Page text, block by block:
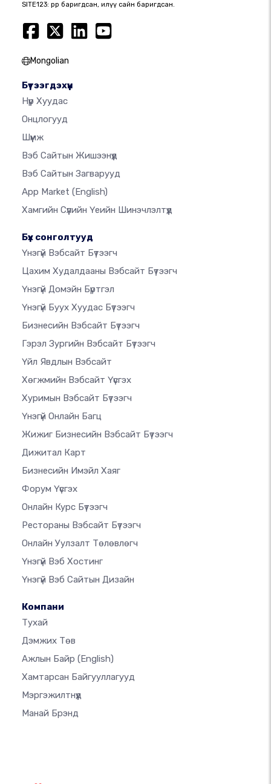
SITE123: өөрөөр баригдсан, илүү сайн баригдсан.
Mongolian
Бүтээгдэхүүн
Нүүр Хуудас
Онцлогууд
Шүүмж
Вэб Сайтын Жишээнүүд
Вэб Сайтын Загварууд
App Market (English)
Хамгийн Сүүлийн Үеийн Шинэчлэлтүүд
Бүх сонголтууд
Үнэгүй Вэбсайт Бүтээгч
Цахим Худалдааны Вэбсайт Бүтээгч
Үнэгүй Домэйн Бүртгэл
Үнэгүй Буух Хуудас Бүтээгч
Бизнесийн Вэбсайт Бүтээгч
Гэрэл Зургийн Вэбсайт Бүтээгч
Үйл Явдлын Вэбсайт
Хөгжмийн Вэбсайт Үүсгэх
Хуримын Вэбсайт Бүтээгч
Үнэгүй Онлайн Багц
Жижиг Бизнесийн Вэбсайт Бүтээгч
Дижитал Карт
Бизнесийн Имэйл Хаяг
Форум Үүсгэх
Онлайн Курс Бүтээгч
Рестораны Вэбсайт Бүтээгч
Онлайн Уулзалт Төлөвлөгч
Үнэгүй Вэб Хостинг
Үнэгүй Вэб Сайтын Дизайн
Компани
Тухай
Дэмжих Төв
Ажлын Байр (English)
Хамтарсан Байгууллагууд
Мэргэжилтнүүд
Манай Брэнд